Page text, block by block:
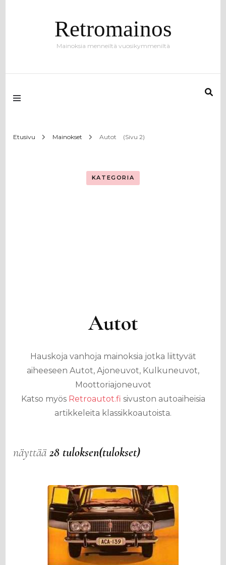
Retromainos
Mainoksia menneiltä vuosikymmeniltä
Etusivu Mainokset Autot (Sivu 2)
KATEGORIA
Autot
Hauskoja vanhoja mainoksia jotka liittyvät
aiheeseen Autot, Ajoneuvot, Kulkuneuvot,
Moottoriajoneuvot
Katso myös Retroautot.fi sivuston autoaiheisia
artikkeleita klassikkoautoista.
näyttää28 tuloksen(tulokset)